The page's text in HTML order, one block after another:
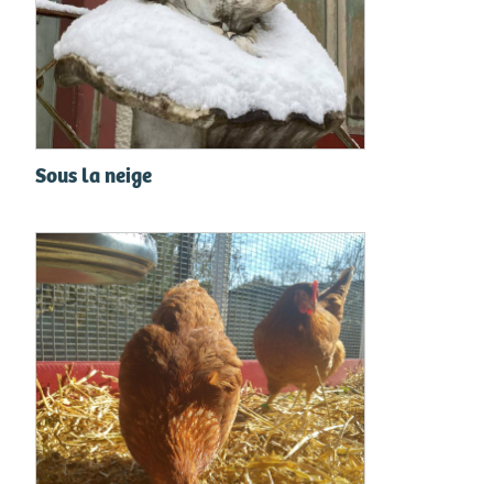
Sous la neige